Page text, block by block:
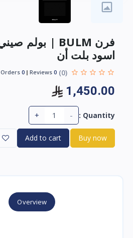
اسود بلت أن
(0)
0
0
1,450.00
Quantity :
-
+
Buy now
Add to cart
Overview